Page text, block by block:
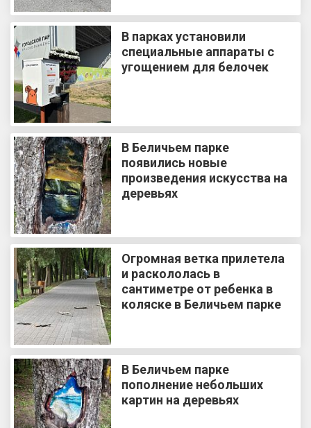
В парках установили
специальные аппараты с
угощением для белочек
В Беличьем парке
появились новые
произведения искусства на
деревьях
Огромная ветка прилетела
и раскололась в
сантиметре от ребенка в
коляске в Беличьем парке
В Беличьем парке
пополнение небольших
картин на деревьях